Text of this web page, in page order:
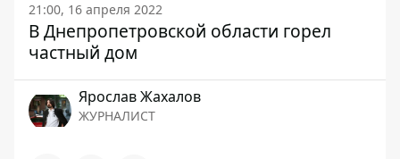
21:00, 16 апреля 2022
В Днепропетровской области горел
частный дом
Ярослав Жахалов
ЖУРНАЛИСТ